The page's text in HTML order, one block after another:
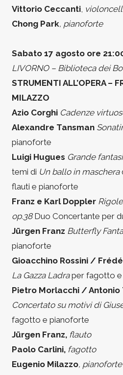
Vittorio Ceccanti,
Chong Park, pianoforte
Sabato 17 agosto ore
LIVORNO – Biblioteca dei
STRUMENTI ALL’OPERA –
MILAZZO
Azio Corghi Cadenze
Alexandre Tansman
pianoforte
Luigi Hugues Grande
temi di Un ballo in maschera
flauti e pianoforte
Franz e Karl Doppler
op.38Duo Concertante per
Jürgen Franz Butterfly
pianoforte
Gioacchino Rossini /
La Gazza Ladraper fagotto
Pietro Morlacchi / Antonio
Concertato su motivi di
fagotto e pianoforte
Jürgen Franz, flauto
Paolo Carlini, fagotto
Eugenio Milazzo, pianoforte